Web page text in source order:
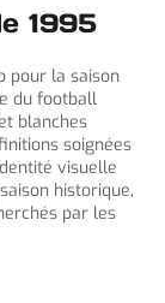
1995
pour la saison
du football
blanches
soignées
visuelle
historique,
par les